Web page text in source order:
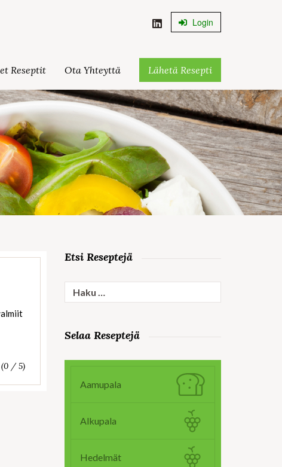
Login
Reseptit Ota Yhteyttä Lähetä Resepti
(0 / 5)
Etsi Reseptejä
Selaa Reseptejä
Aamupala
Alkupala
Hedelmät